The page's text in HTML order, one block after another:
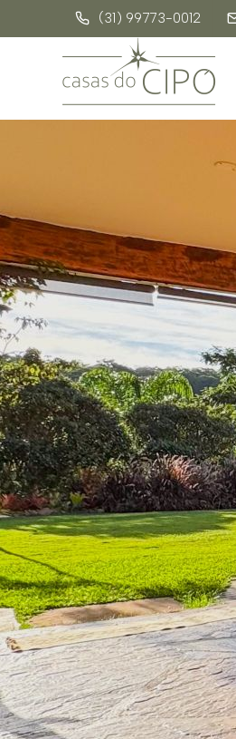
(31) 99773-0012